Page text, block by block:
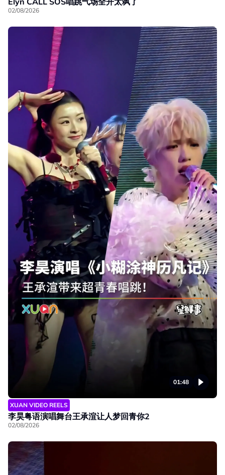
02/08/2026
01:48
XUAN VIDEO REELS
李昊粤语演唱舞台王承渲让人梦回青你2
02/08/2026